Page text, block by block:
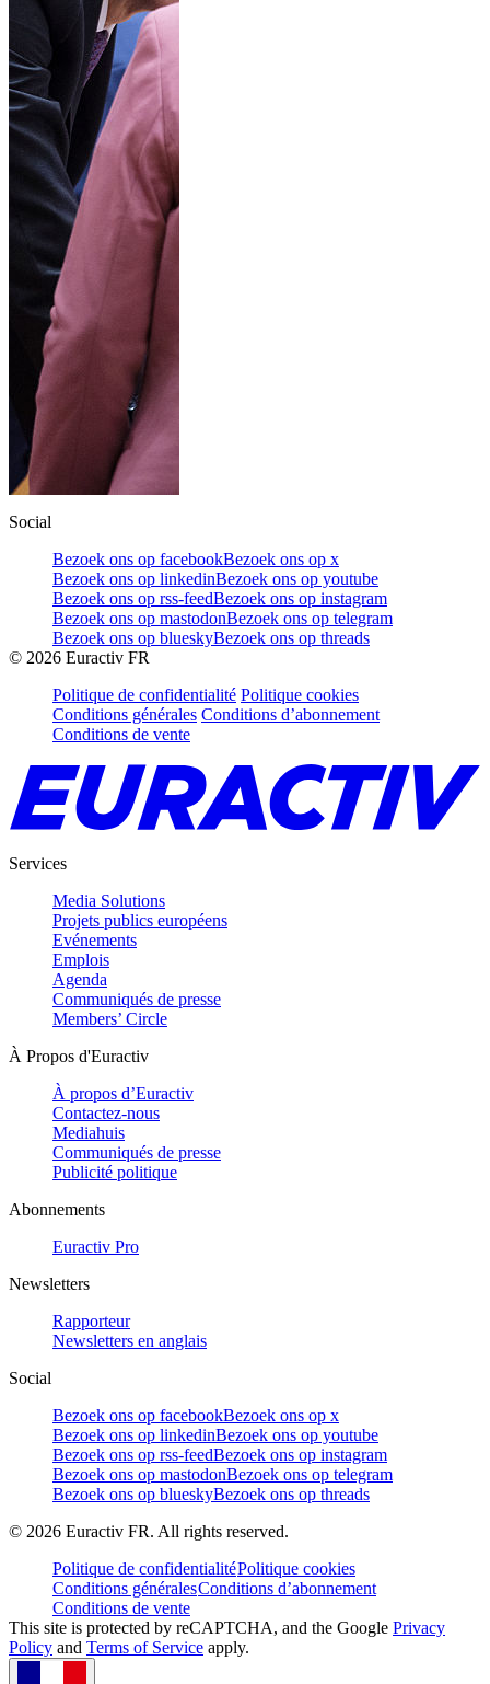
Social
Bezoek ons op facebookBezoek ons op x
Bezoek ons op linkedinBezoek ons op youtube
Bezoek ons op rss-feedBezoek ons op instagram
Bezoek ons op mastodonBezoek ons op telegram
Bezoek ons op blueskyBezoek ons op threads
© 2026 Euractiv FR
Politique de confidentialité Politique cookies
Conditions générales Conditions d’abonnement
Conditions de vente
Services
Media Solutions
Projets publics européens
Evénements
Emplois
Agenda
Communiqués de presse
Members’ Circle
À Propos d'Euractiv
À propos d’Euractiv
Contactez-nous
Mediahuis
Communiqués de presse
Publicité politique
Abonnements
Euractiv Pro
Newsletters
Rapporteur
Newsletters en anglais
Social
Bezoek ons op facebookBezoek ons op x
Bezoek ons op linkedinBezoek ons op youtube
Bezoek ons op rss-feedBezoek ons op instagram
Bezoek ons op mastodonBezoek ons op telegram
Bezoek ons op blueskyBezoek ons op threads
© 2026 Euractiv FR. All rights reserved.
Politique de confidentialitéPolitique cookies
Conditions généralesConditions d’abonnement
Conditions de vente
This site is protected by reCAPTCHA, and the Google Privacy
Policy and Terms of Service apply.